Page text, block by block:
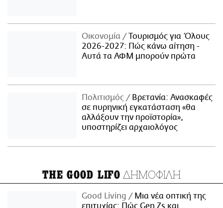
Οικονομία
Τουρισμός για Όλους
2026-2027: Πώς κάνω αίτηση -
Αυτά τα ΑΦΜ μπορούν πρώτα
Πολιτισμός
Βρετανία: Ανασκαφές
σε πυρηνική εγκατάσταση «θα
αλλάξουν την προϊστορία»,
υποστηρίζει αρχαιολόγος
THE GOOD LIFO ΔΗΜΟΦΙΛΗ
Good Living
Μια νέα οπτική της
επιτυχίας: Πώς Gen Zs και